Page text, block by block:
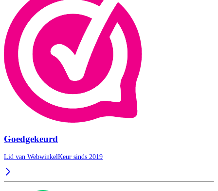
Goedgekeurd
Lid van WebwinkelKeur sinds 2019